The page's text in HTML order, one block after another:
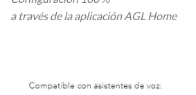
a través de la aplicación AGL Home